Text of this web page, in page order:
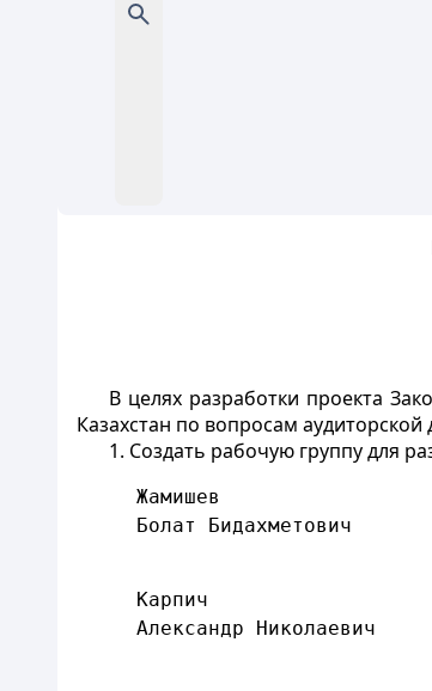
В целях разработки проекта
Казахстан по вопросам аудиторской
1. Создать рабочую группу для
Жамишев
Болат Бидахметович
Карпич
Александр Николаевич
Министерства